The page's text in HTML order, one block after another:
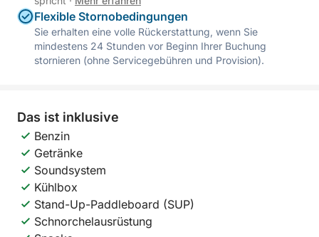
Flexible Stornobedingungen
Sie erhalten eine volle Rückerstattung, wenn Sie
mindestens 24 Stunden vor Beginn Ihrer Buchung
stornieren (ohne Servicegebühren und Provision).
Das ist inklusive
Benzin
Getränke
Soundsystem
Kühlbox
Stand-Up-Paddleboard (SUP)
Schnorchelausrüstung